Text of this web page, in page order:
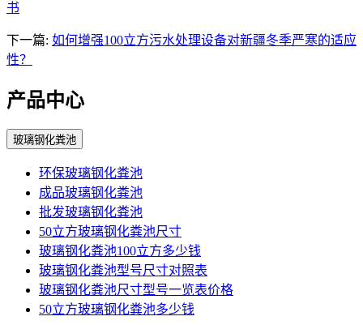
书
下一篇: 如何增强100立方污水处理设备对新疆冬季严寒的适应
性？
产品中心
玻璃钢化粪池
环保玻璃钢化粪池
成品玻璃钢化粪池
批发玻璃钢化粪池
50立方玻璃钢化粪池尺寸
玻璃钢化粪池100立方多少钱
玻璃钢化粪池型号尺寸对照表
玻璃钢化粪池尺寸型号一览表价格
50立方玻璃钢化粪池多少钱